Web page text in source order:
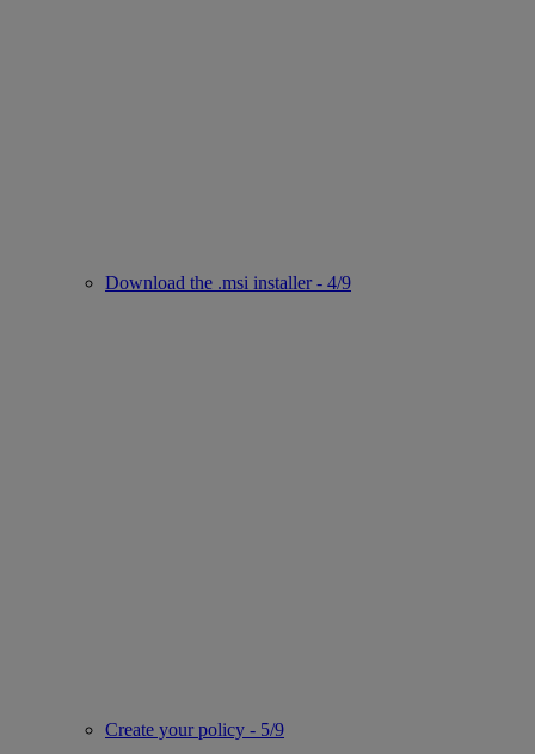
Download the .msi installer - 4/9
Create your policy - 5/9